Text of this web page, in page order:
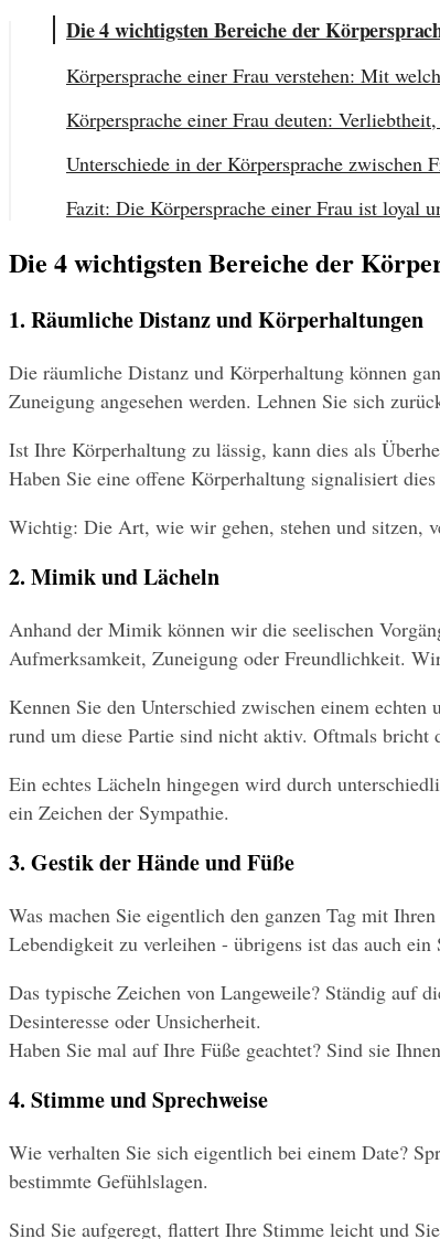
Die 4 wichtigsten Bereiche der
Körpersprache einer Frau verstehen: Mit
Körpersprache einer Frau deuten:
Unterschiede in der Körpersprache zwischen
Fazit: Die Körpersprache einer Frau ist loyal
Die 4 wichtigsten Bereiche der
1. Räumliche Distanz und Körperhaltungen
Die räumliche Distanz und Körperhaltung können
Zuneigung angesehen werden. Lehnen Sie sich
Ist Ihre Körperhaltung zu lässig, kann dies als
Haben Sie eine offene Körperhaltung signalisiert
Wichtig: Die Art, wie wir gehen, stehen und sitzen,
2. Mimik und Lächeln
Anhand der Mimik können wir die seelischen
Aufmerksamkeit, Zuneigung oder Freundlichkeit.
Kennen Sie den Unterschied zwischen einem
rund um diese Partie sind nicht aktiv. Oftmals bricht
Ein echtes Lächeln hingegen wird durch
ein Zeichen der Sympathie.
3. Gestik der Hände und Füße
Was machen Sie eigentlich den ganzen Tag mit
Lebendigkeit zu verleihen - übrigens ist das auch
Das typische Zeichen von Langeweile? Ständig auf
Desinteresse oder Unsicherheit.
Haben Sie mal auf Ihre Füße geachtet? Sind sie
4. Stimme und Sprechweise
Wie verhalten Sie sich eigentlich bei einem Date?
bestimmte Gefühlslagen.
Sind Sie aufgeregt, flattert Ihre Stimme leicht und